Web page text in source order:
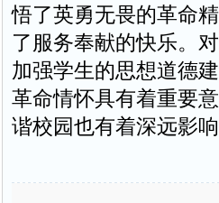
悟了英勇无畏的革命
了服务奉献的快乐。
加强学生的思想道德
革命情怀具有着重要
谐校园也有着深远影响